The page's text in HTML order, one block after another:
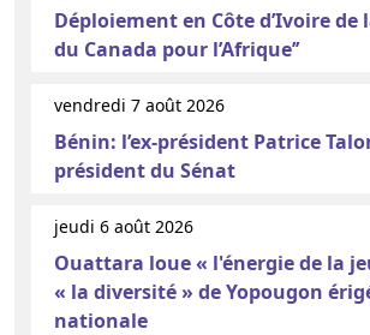
Déploiement en Côte d’Ivoire de
du Canada pour l’Afrique’’
vendredi 7 août 2026
Bénin: l’ex-président Patrice
président du Sénat
jeudi 6 août 2026
Ouattara loue « l'énergie de la
« la diversité » de Yopougon
nationale